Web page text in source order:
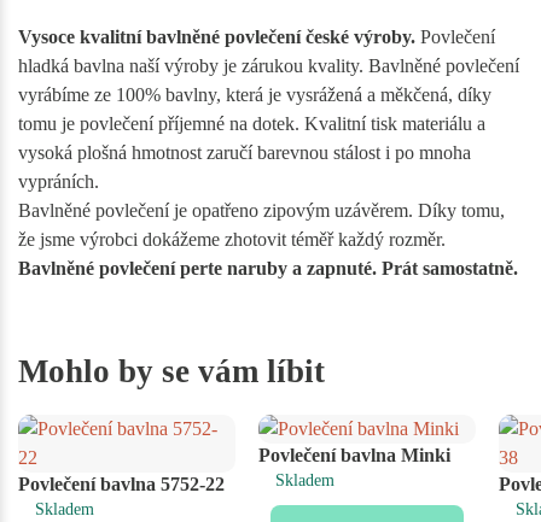
Vysoce kvalitní bavlněné povlečení české výroby. Povlečení
hladká bavlna naší výroby je zárukou kvality. Bavlněné povlečení
vyrábíme ze 100% bavlny, která je vysrážená a měkčená, díky
tomu je povlečení příjemné na dotek. Kvalitní tisk materiálu a
vysoká plošná hmotnost zaručí barevnou stálost i po mnoha
vypráních.
Bavlněné povlečení je opatřeno zipovým uzávěrem. Díky tomu,
že jsme výrobci dokážeme zhotovit téměř každý rozměr.
Bavlněné povlečení perte naruby a zapnuté. Prát samostatně.
Mohlo by se vám líbit
Povlečení bavlna 5752-22
Skladem
Povlečení bavlna Minki
Skladem